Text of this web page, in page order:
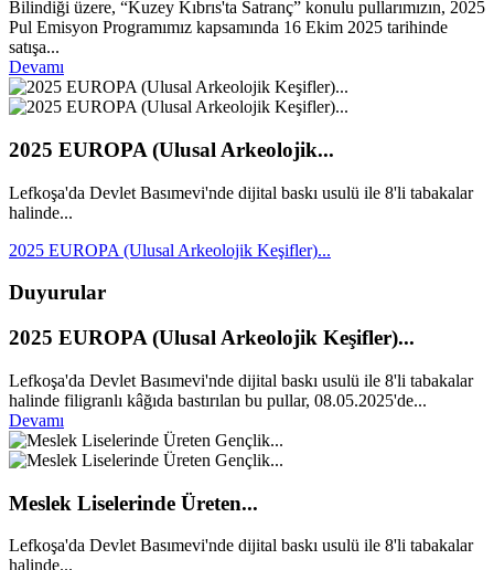
Bilindiği üzere, “Kuzey Kıbrıs'ta Satranç” konulu pullarımızın, 2025
Pul Emisyon Programımız kapsamında 16 Ekim 2025 tarihinde
satışa...
Devamı
2025 EUROPA (Ulusal Arkeolojik...
Lefkoşa'da Devlet Basımevi'nde dijital baskı usulü ile 8'li tabakalar
halinde...
2025 EUROPA (Ulusal Arkeolojik Keşifler)...
Duyurular
2025 EUROPA (Ulusal Arkeolojik Keşifler)...
Lefkoşa'da Devlet Basımevi'nde dijital baskı usulü ile 8'li tabakalar
halinde filigranlı kâğıda bastırılan bu pullar, 08.05.2025'de...
Devamı
Meslek Liselerinde Üreten...
Lefkoşa'da Devlet Basımevi'nde dijital baskı usulü ile 8'li tabakalar
halinde...